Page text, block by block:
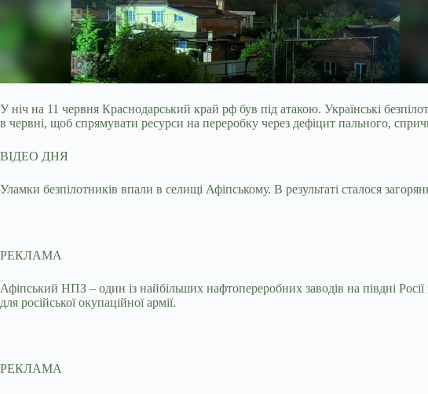
У ніч на 11 червня Краснодарський край рф був під атакою. Українські
в червні, щоб спрямувати ресурси на переробку через дефіцит пального,
ВІДЕО ДНЯ
Уламки безпілотників впали в селищі Афіпському. В результаті сталося
РЕКЛАМА
Афіпський НПЗ – один із найбільших нафтопереробних заводів на півдні
для російської окупаційної армії.
РЕКЛАМА